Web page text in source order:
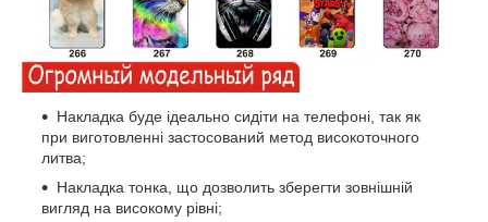
Накладка буде ідеально сидіти на телефоні, так як
при виготовленні застосований метод високоточного
литва;
Накладка тонка, що дозволить зберегти зовнішній
вигляд на високому рівні;